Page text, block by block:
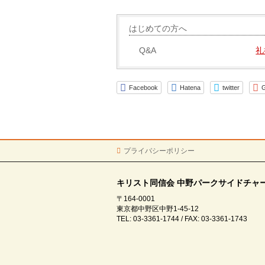
はじめての方へ
Q&A
Facebook Hatena twitter
プライバシーポリシー
キリスト同信会 中野パークサイドチャ
〒164-0001
東京都中野区中野1-45-12
TEL: 03-3361-1744 / FAX: 03-3361-1743